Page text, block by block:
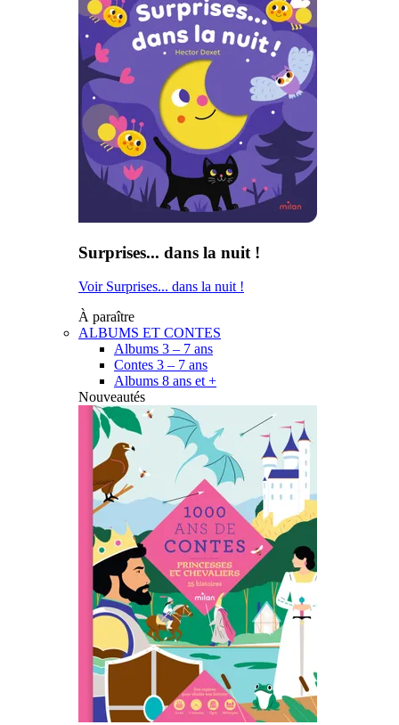
Surprises... dans la nuit !
Voir Surprises... dans la nuit !
À paraître
ALBUMS ET CONTES
Albums 3 – 7 ans
Contes 3 – 7 ans
Albums 8 ans et +
Nouveautés